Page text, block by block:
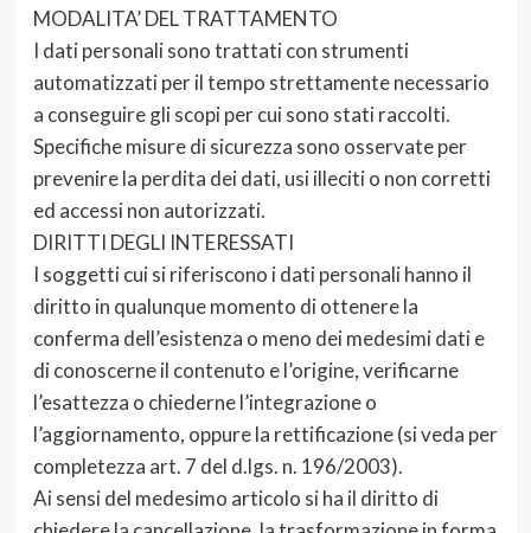
MODALITA’ DEL TRATTAMENTO
I dati personali sono trattati con strumenti
automatizzati per il tempo strettamente necessario
a conseguire gli scopi per cui sono stati raccolti.
Specifiche misure di sicurezza sono osservate per
prevenire la perdita dei dati, usi illeciti o non corretti
ed accessi non autorizzati.
DIRITTI DEGLI INTERESSATI
I soggetti cui si riferiscono i dati personali hanno il
diritto in qualunque momento di ottenere la
conferma dell’esistenza o meno dei medesimi dati e
di conoscerne il contenuto e l’origine, verificarne
l’esattezza o chiederne l’integrazione o
l’aggiornamento, oppure la rettificazione (si veda per
completezza art. 7 del d.lgs. n. 196/2003).
Ai sensi del medesimo articolo si ha il diritto di